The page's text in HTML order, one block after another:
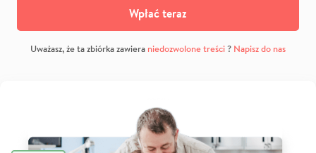
Wpłać teraz
Uważasz, że ta zbiórka zawiera niedozwolone treści? Napisz do nas